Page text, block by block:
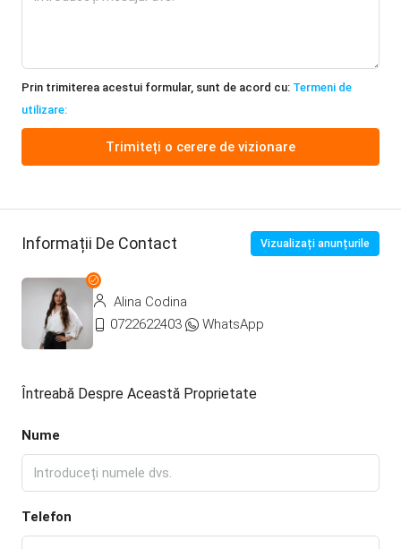
Prin trimiterea acestui formular, sunt de acord cu: Termeni de
utilizare:
Trimiteți o cerere de vizionare
Informații De Contact Vizualizați anunțurile
Alina Codina
0722622403
WhatsApp
Întreabă Despre Această Proprietate
Nume
Telefon